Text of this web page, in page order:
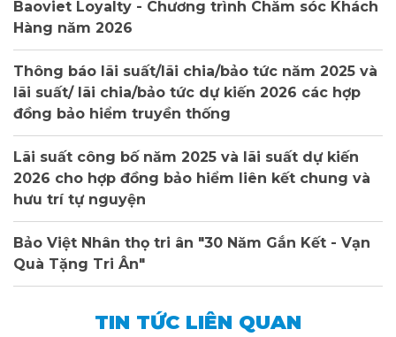
Baoviet Loyalty - Chương trình Chăm sóc Khách
Hàng năm 2026
Thông báo lãi suất/lãi chia/bảo tức năm 2025 và
lãi suất/ lãi chia/bảo tức dự kiến 2026 các hợp
đồng bảo hiểm truyền thống
Lãi suất công bố năm 2025 và lãi suất dự kiến
2026 cho hợp đồng bảo hiểm liên kết chung và
hưu trí tự nguyện
Bảo Việt Nhân thọ tri ân "30 Năm Gắn Kết - Vạn
Quà Tặng Tri Ân"
TIN TỨC LIÊN QUAN